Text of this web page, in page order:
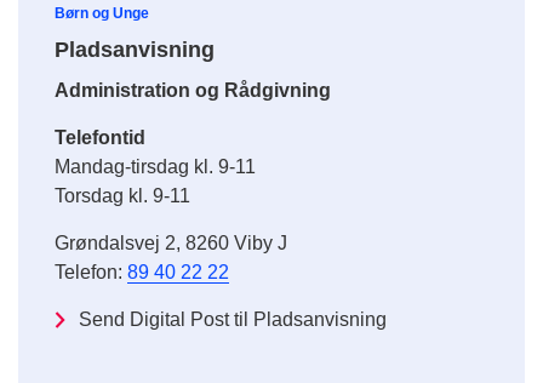
Børn og Unge
Pladsanvisning
Administration og Rådgivning
Telefontid
Mandag-tirsdag kl. 9-11
Torsdag kl. 9-11
Grøndalsvej 2, 8260 Viby J
Telefon: 89 40 22 22
Send Digital Post til Pladsanvisning